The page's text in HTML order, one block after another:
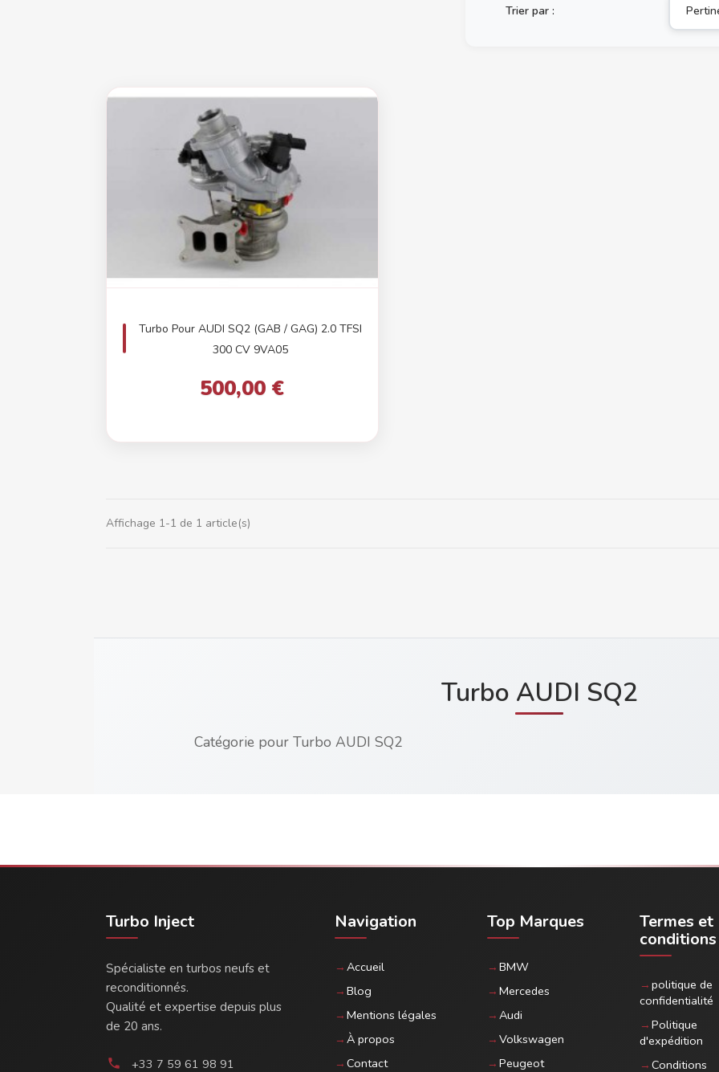
Trier par :
Turbo Pour AUDI SQ2 (GAB / GAG) 2.0 TFSI
300 CV 9VA05
500,00 €
Affichage 1-1 de 1 article(s)
Turbo AUDI SQ2
Catégorie pour Turbo AUDI SQ2
Turbo Inject
Spécialiste en turbos neufs et
reconditionnés.
Qualité et expertise depuis plus
de 20 ans.
phone +33 7 59 61 98 91
Navigation
Accueil
Blog
Mentions légales
À propos
Contact
Top Marques
BMW
Mercedes
Audi
Volkswagen
Peugeot
Termes et
conditions
politique de
confidentialité
Politique
d'expédition
Conditions